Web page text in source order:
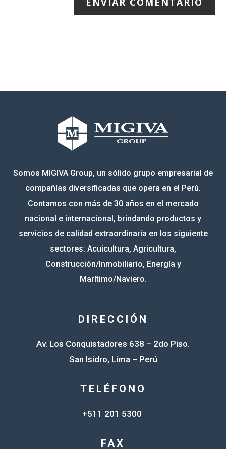
Somos MIGIVA Group, un sólido grupo empresarial de
compañías diversificadas que opera en el Perú.
Contamos con más de 30 años en el mercado
nacional e internacional, brindando productos y
servicios de calidad extraordinaria en los siguiente
sectores: Acuicultura, Agricultura,
Construcción/Inmobiliario, Energía y
Marítimo/Naviero.
DIRECCIÓN
Av. Los Conquistadores 638 – 2do Piso.
San Isidro, Lima – Perú
TELÉFONO
+511 201 5300
FAX